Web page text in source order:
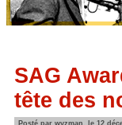
SAG
tête des
Posté par wyzman, le 12